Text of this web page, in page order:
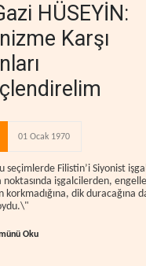
HÜSEYİN:
Karşı
01 Ocak 1970
seçimlerde Filistin’i Siyonist
işgalcilerden,
korkmadığına, dik duracağına
Oku